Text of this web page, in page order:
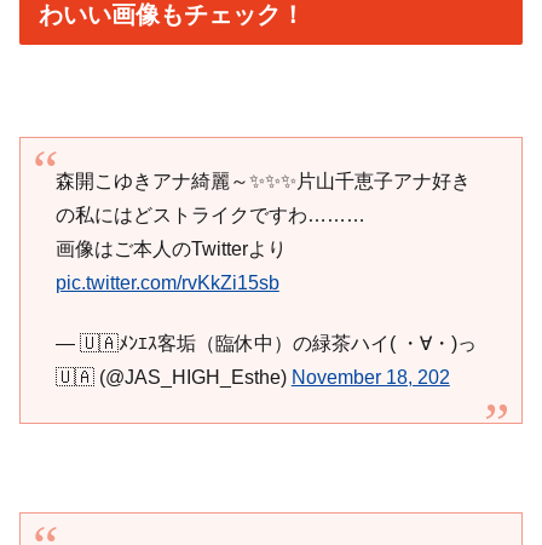
わいい画像もチェック！
森開こゆきアナ綺麗～✨✨✨片山千恵子アナ好き
の私にはどストライクですわ………
画像はご本人のTwitterより
pic.twitter.com/rvKkZi15sb
— 🇺🇦ﾒﾝｴｽ客垢（臨休中）の緑茶ハイ( ・∀・)っ
🇺🇦 (@JAS_HIGH_Esthe) November 18, 202